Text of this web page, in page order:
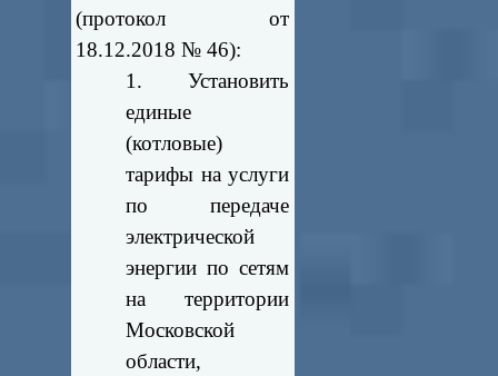
(протокол от
18.12.2018 № 46):
1. Установить
единые
(котловые)
тарифы на услуги
по передаче
электрической
энергии по сетям
на территории
Московской
области,